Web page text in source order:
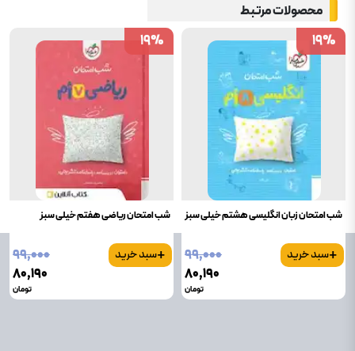
محصولات مرتبط
شب امتحان زبان انگلیسی هشتم خیلی سبز
+سبد خرید
۹۹٬۰۰۰
۸۰٬۱۹۰
تومان
19%
19%
شب امتحان ریاضی هفتم خیلی سبز
+سبد خرید
۹۹٬۰۰۰
۸۰٬۱۹۰
تومان
19%
19%